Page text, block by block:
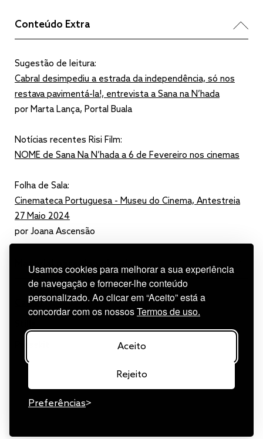
Usamos cookies para melhorar a sua experiência
de navegação e fornecer-lhe conteúdo
personalizado. Ao clicar em “Aceito” está a
concordar com os nossosTermos de uso.
Aceito
Rejeito
Preferências
Conteúdo Extra
Sugestão de leitura:
Cabral desimpediu a estrada da independência, só nos
restava pavimentá-la!, entrevista a Sana na N’hada
por Marta Lança, Portal Buala
Notícias recentes Risi Film:
NOME de Sana Na N’hada a 6 de Fevereiro nos cinemas
Folha de Sala:
Cinemateca Portuguesa - Museu do Cinema, Antestreia
27 Maio 2024
por Joana Ascensão
Material para download
Cartaz